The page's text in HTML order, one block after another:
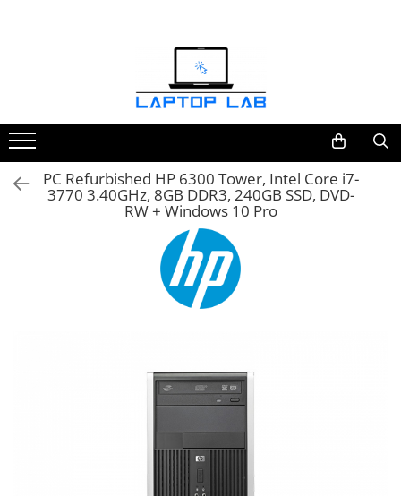
Mouseuri
Încărcătoare
PC Refurbished HP 6300 Tower, Intel Core i7-
3770 3.40GHz, 8GB DDR3, 240GB SSD, DVD-
RW + Windows 10 Pro